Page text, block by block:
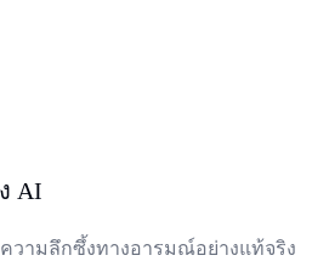
AI
วามลึกซึ้งทางอารมณ์อย่างแท้จริง